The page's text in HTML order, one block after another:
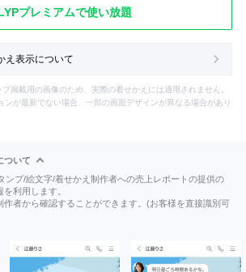
プレミアムで使い放題
え表示について
掲載用の画像のため、実際の着せかえには適用されません。
ンが最新でない場合、一部の画面デザインが異なる場合があり
ついて
ンプ/絵文字/着せかえ制作者への売上レポートの提供の
利用します。
作者から確認することができます。(お客様を直接識別可